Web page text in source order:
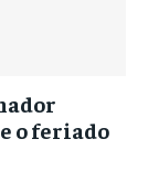
o feriado